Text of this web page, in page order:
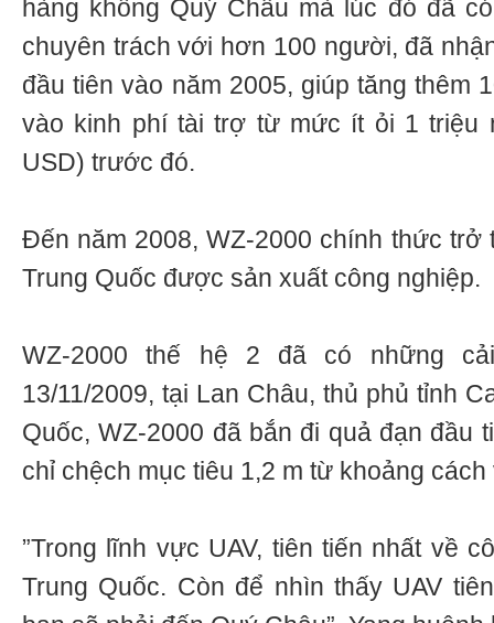
hàng không Quý Châu mà lúc đó đã
chuyên trách với hơn 100 người, đã
đầu tiên vào năm 2005, giúp tăng thêm
vào kinh phí tài trợ từ mức ít ỏi 1 triệu
USD) trước đó.
Đến năm 2008, WZ-2000 chính thức trở
Trung Quốc được sản xuất công nghiệp.
WZ-2000 thế hệ 2 đã có những
13/11/2009, tại Lan Châu, thủ phủ tỉnh
Quốc, WZ-2000 đã bắn đi quả đạn đầu
chỉ chệch mục tiêu 1,2 m từ khoảng
”Trong lĩnh vực UAV, tiên tiến nhất về
Trung Quốc. Còn để nhìn thấy UAV